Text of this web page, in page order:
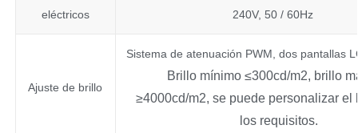
eléctricos
240V, 50 / 60Hz
Ajuste de brillo
Sistema de atenuación PWM, dos pantallas
Brillo mínimo ≤300cd/m2, brillo
≥4000cd/m2, se puede personalizar el
los requisitos.